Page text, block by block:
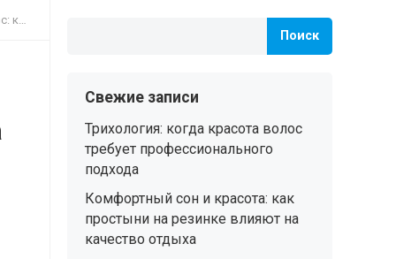
дома
Поиск
Свежие записи
Трихология: когда красота волос
требует профессионального
подхода
Комфортный сон и красота: как
простыни на резинке влияют на
качество отдыха